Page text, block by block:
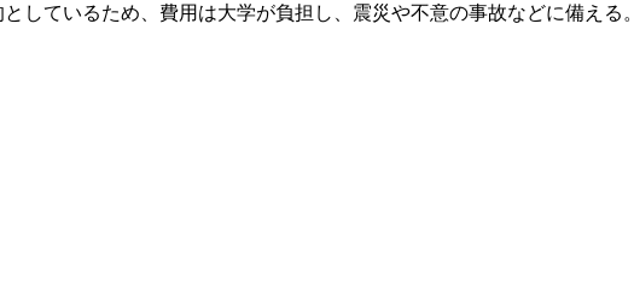
しているため、費用は大学が負担し、震災や不意の事故などに備える。